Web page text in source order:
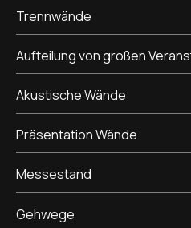
Trennwände
Aufteilung von großen
Akustische Wände
Präsentation Wände
Messestand
Gehwege